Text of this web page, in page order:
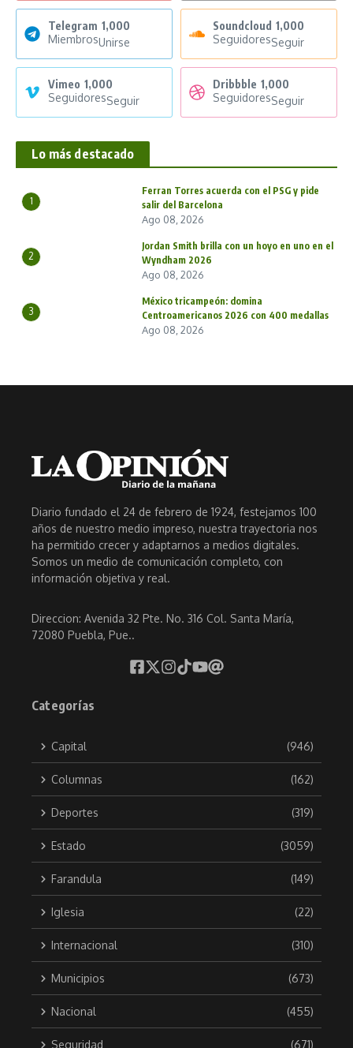
Telegram 1,000
MiembrosUnirse
Soundcloud 1,000
SeguidoresSeguir
Vimeo 1,000
SeguidoresSeguir
Dribbble 1,000
SeguidoresSeguir
Lo más destacado
1
Ferran Torres acuerda con el PSG y pide
salir del Barcelona
Ago 08, 2026
2
Jordan Smith brilla con un hoyo en uno en el
Wyndham 2026
Ago 08, 2026
3
México tricampeón: domina
Centroamericanos 2026 con 400 medallas
Ago 08, 2026
Diario fundado el 24 de febrero de 1924, festejamos 100
años de nuestro medio impreso, nuestra trayectoria nos
ha permitido crecer y adaptarnos a medios digitales.
Somos un medio de comunicación completo, con
información objetiva y real.
Direccion: Avenida 32 Pte. No. 316 Col. Santa María,
72080 Puebla, Pue..
Categorías
Capital (946)
Columnas (162)
Deportes (319)
Estado (3059)
Farandula (149)
Iglesia (22)
Internacional (310)
Municipios (673)
Nacional (455)
Seguridad (671)